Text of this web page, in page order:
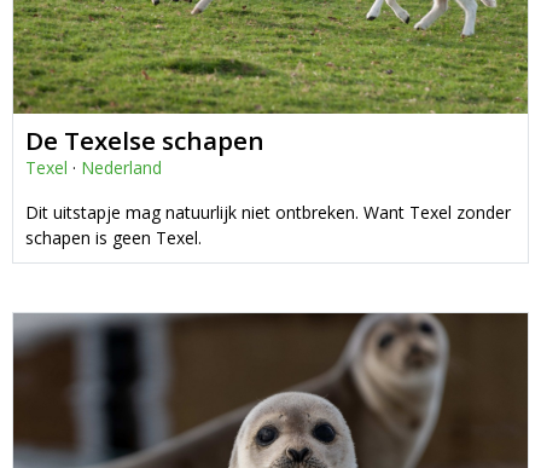
De Texelse schapen
Texel · Nederland
Dit uitstapje mag natuurlijk niet ontbreken. Want Texel zonder
schapen is geen Texel.